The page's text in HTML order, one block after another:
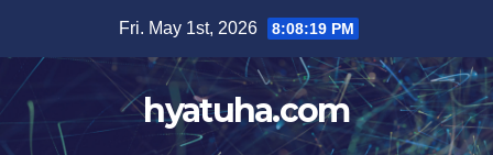
content
Fri. May 1st, 2026 8:08:20 PM
hyatuha.com